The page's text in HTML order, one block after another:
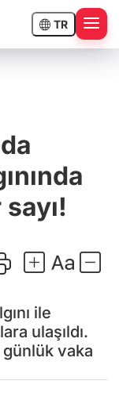
TR
ile
ulaşıldı.
günlük vaka